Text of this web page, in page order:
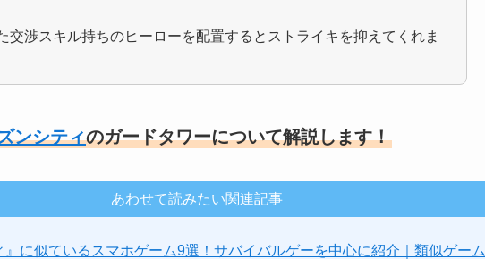
交渉スキル持ちのヒーローを配置するとストライキを抑えてくれま
ンシティのガードタワーについて解説します！
あわせて読みたい関連記事
』に似ているスマホゲーム9選！サバイバルゲーを中心に紹介｜類似ゲーム